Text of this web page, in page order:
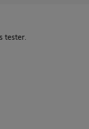
tester.